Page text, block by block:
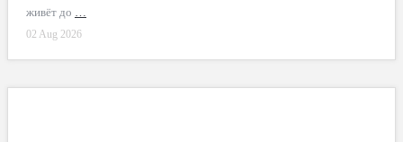
живёт до …
02 Aug 2026